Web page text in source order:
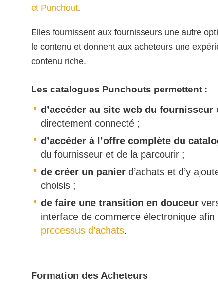
et Punchout.
Elles fournissent aux fournisseurs une autre
le contenu et donnent aux acheteurs une
contenu riche.
Les catalogues Punchouts permettent :
d’accéder au site web du fournisseur
directement connecté ;
d’accéder à l’offre complète du
du fournisseur et de la parcourir ;
de créer un panier d’achats et d’y
choisis ;
de faire une transition en douceur
interface de commerce électronique
processus d’achats.
Formation des Acheteurs